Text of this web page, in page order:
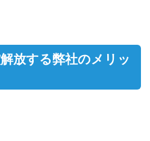
放する弊社のメリッ